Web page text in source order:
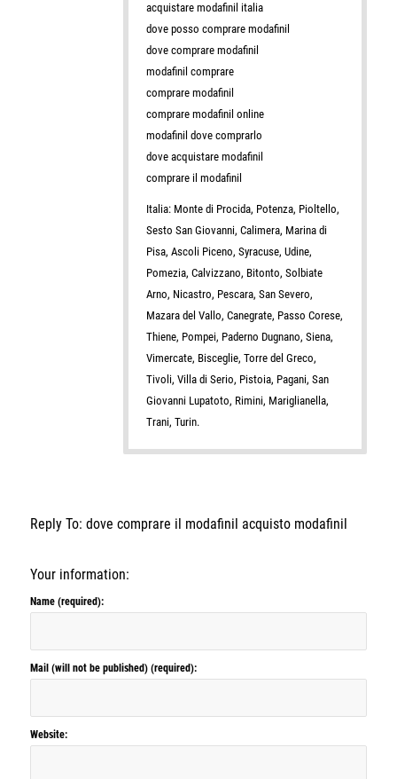
acquistare modafinil italia
dove posso comprare modafinil
dove comprare modafinil
modafinil comprare
comprare modafinil
comprare modafinil online
modafinil dove comprarlo
dove acquistare modafinil
comprare il modafinil
Italia: Monte di Procida, Potenza, Pioltello,
Sesto San Giovanni, Calimera, Marina di
Pisa, Ascoli Piceno, Syracuse, Udine,
Pomezia, Calvizzano, Bitonto, Solbiate
Arno, Nicastro, Pescara, San Severo,
Mazara del Vallo, Canegrate, Passo Corese,
Thiene, Pompei, Paderno Dugnano, Siena,
Vimercate, Bisceglie, Torre del Greco,
Tivoli, Villa di Serio, Pistoia, Pagani, San
Giovanni Lupatoto, Rimini, Mariglianella,
Trani, Turin.
Reply To: dove comprare il modafinil acquisto modafinil
Your information:
Name (required):
Mail (will not be published) (required):
Website: